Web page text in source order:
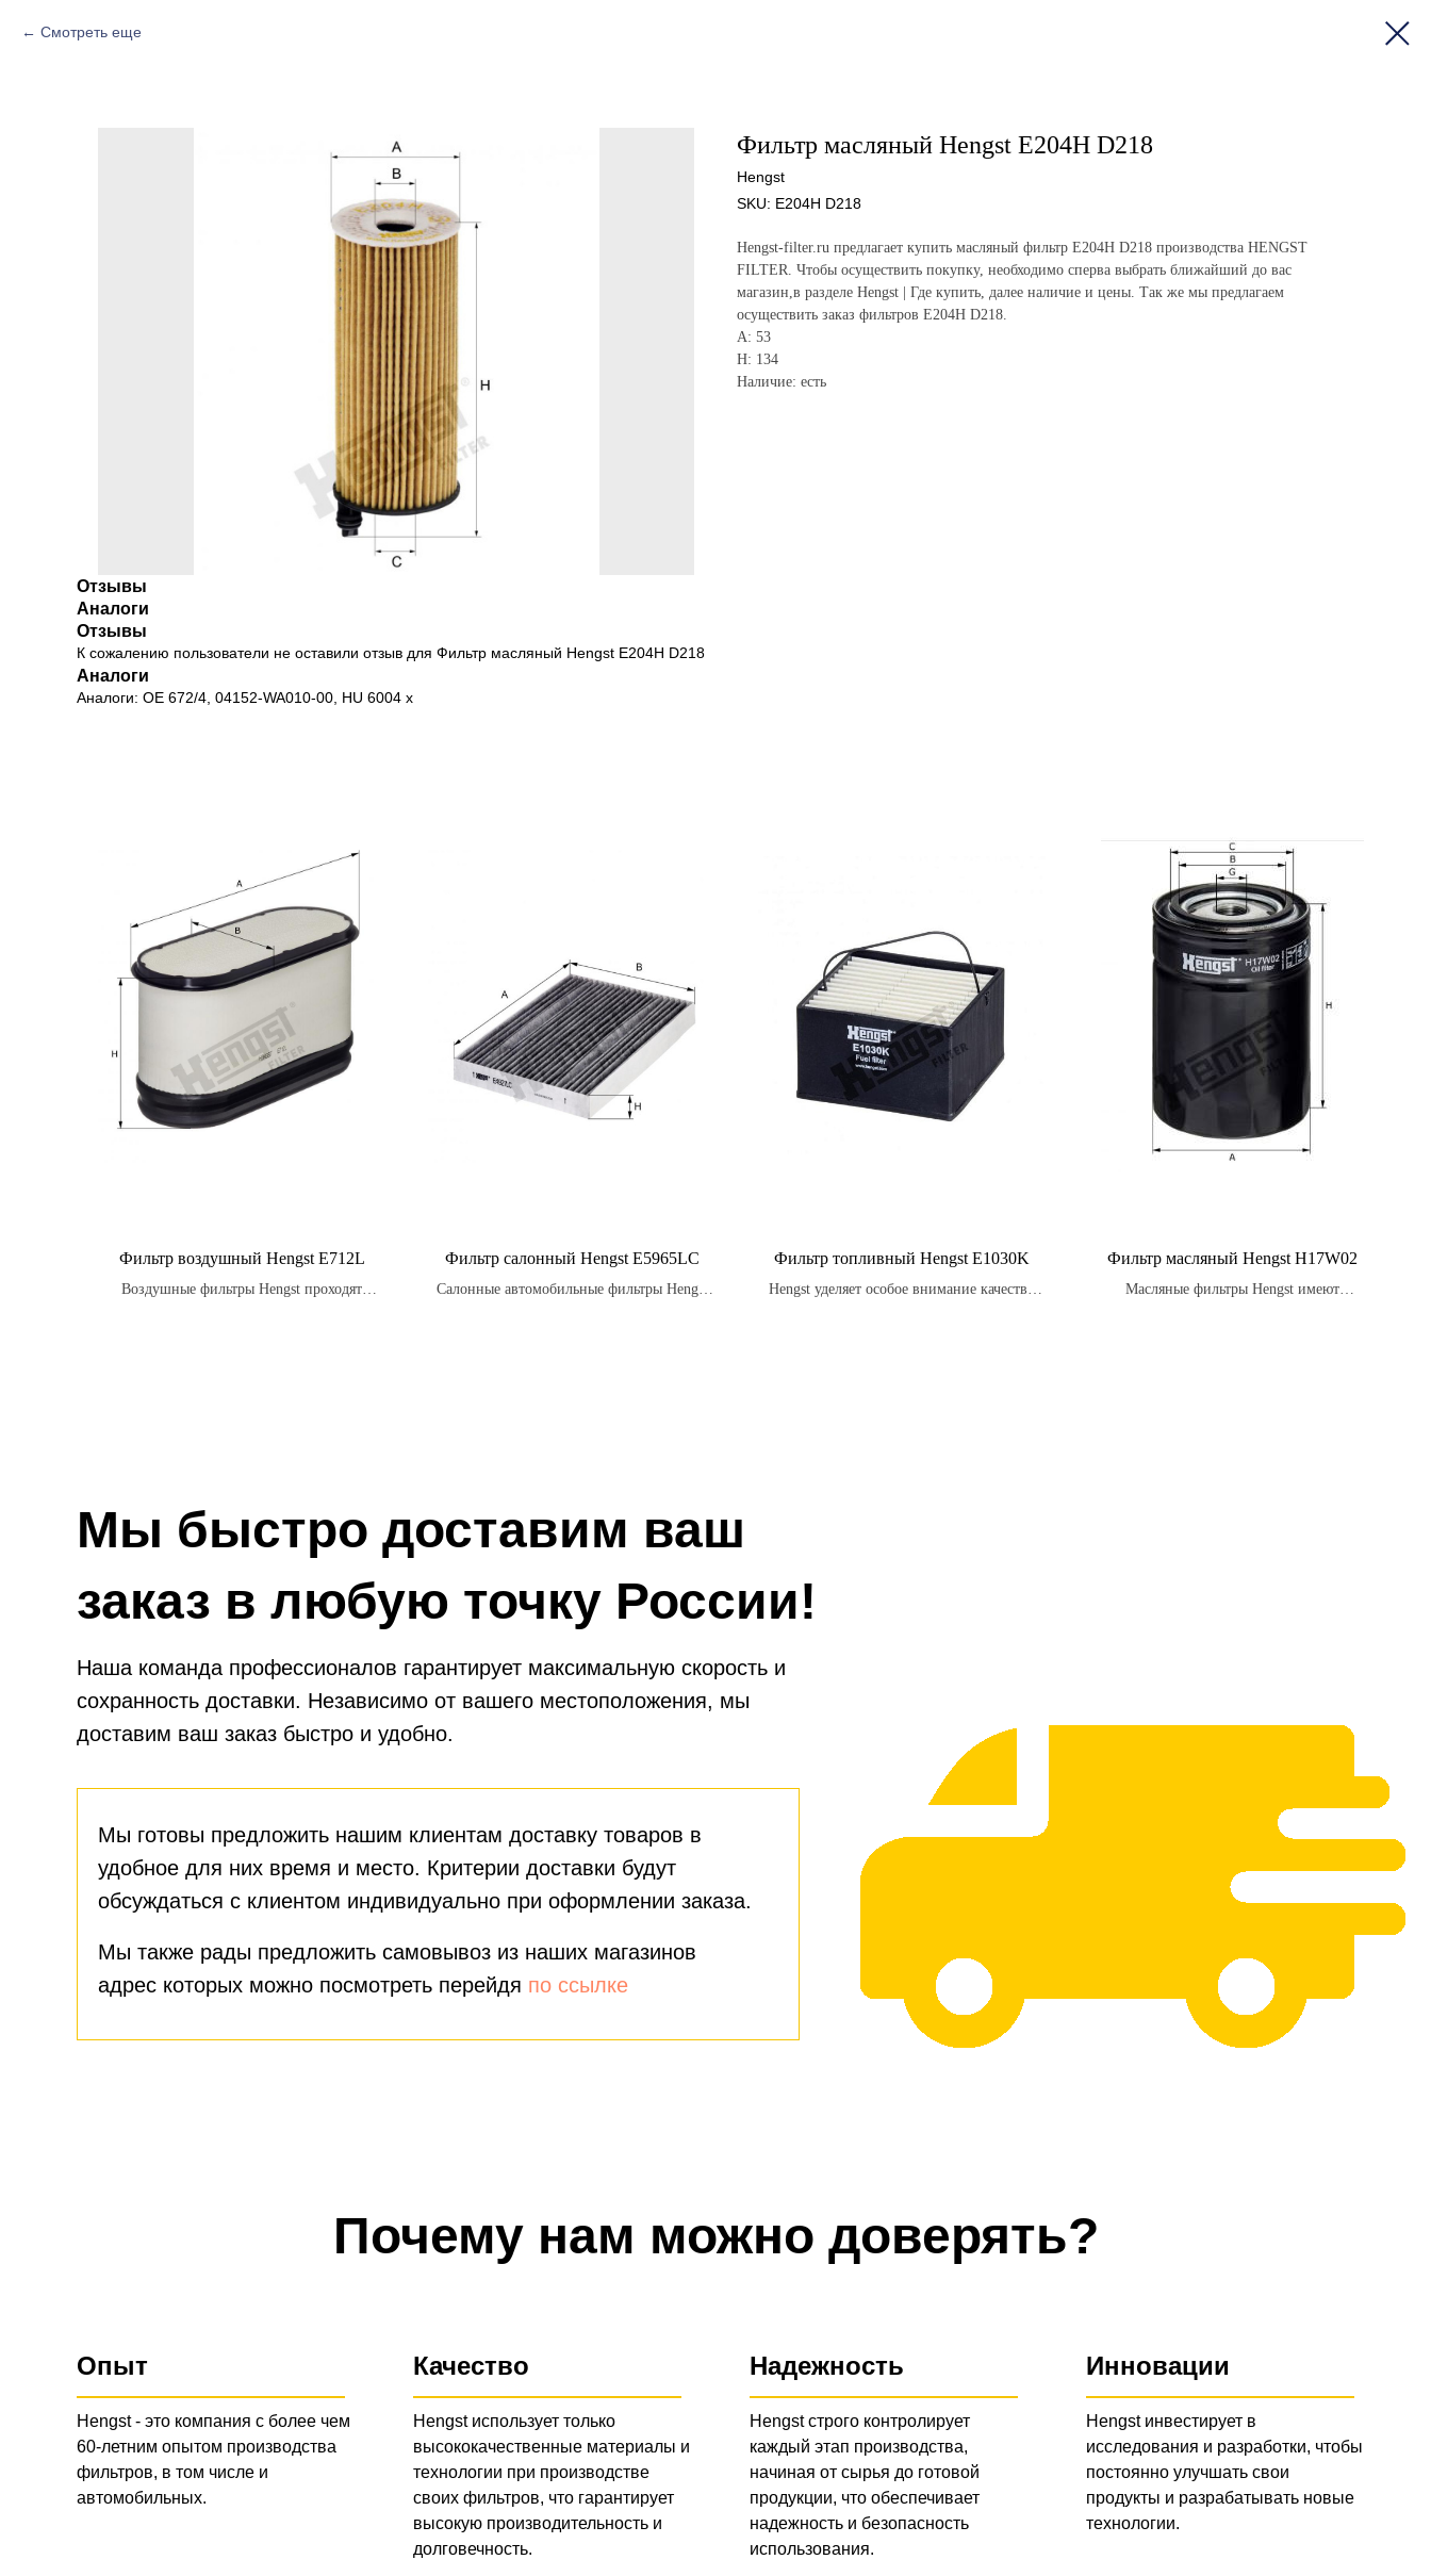
Смотреть еще
Фильтр масляный Hengst E204H D218
Hengst
SKU: E204H D218
Hengst-filter.ru предлагает купить масляный фильтр E204H D218 производства HENGST
FILTER. Чтобы осуществить покупку, необходимо сперва выбрать ближайший до вас
магазин,в разделе Hengst | Где купить, далее наличие и цены. Так же мы предлагаем
осуществить заказ фильтров E204H D218.
A: 53
H: 134
Наличие: есть
Отзывы
Аналоги
Отзывы
К сожалению пользователи не оставили отзыв для Фильтр масляный Hengst E204H D218
Аналоги
Аналоги: OE 672/4, 04152-WA010-00, HU 6004 x
Фильтр воздушный Hengst E712L
Воздушные фильтры Hengst проходят
Фильтр салонный Hengst E5965LC
Салонные автомобильные фильтры Hengst
Фильтр топливный Hengst E1030K
Hengst уделяет особое внимание качеству
Фильтр масляный Hengst H17W02
Масляные фильтры Hengst имеют
Мы быстро доставим ваш
заказ в любую точку России!
Мы готовы предложить нашим клиентам доставку товаров в
удобное для них время и место. Критерии доставки будут
обсуждаться с клиентом индивидуально при оформлении заказа.
Мы также рады предложить самовывоз из наших магазинов
адрес которых можно посмотреть перейдя по ссылке
Наша команда профессионалов гарантирует максимальную скорость и
сохранность доставки. Независимо от вашего местоположения, мы
доставим ваш заказ быстро и удобно.
Почему нам можно доверять?
Опыт
Hengst - это компания с более чем
60-летним опытом производства
фильтров, в том числе и
автомобильных.
Качество Надежность
Hengst использует только
высококачественные материалы и
технологии при производстве
своих фильтров, что гарантирует
высокую производительность и
долговечность.
Инновации
Hengst строго контролирует
каждый этап производства,
начиная от сырья до готовой
продукции, что обеспечивает
надежность и безопасность
использования.
Hengst инвестирует в
исследования и разработки, чтобы
постоянно улучшать свои
продукты и разрабатывать новые
технологии.